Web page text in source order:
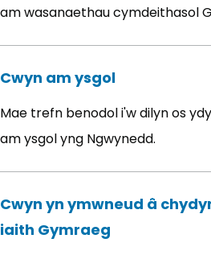
am wasanaethau cymdeithasol
Cwyn am ysgol
Mae trefn benodol i'w dilyn os
am ysgol yng Ngwynedd.
Cwyn yn ymwneud â
iaith Gymraeg